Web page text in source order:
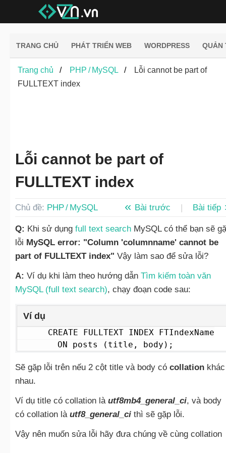
TRANG CHỦ PHÁT TRIỂN WEB WORDPRESS QUẢN
Trang chủ PHP / MySQL
Lỗi cannot be part of
FULLTEXT index
Lỗi cannot be part of
FULLTEXT index
Chủ đề: PHP / MySQL Bài trước | Bài tiếp
Q: Khi sử dụng full text search MySQL có thể bạn sẽ
lỗi MySQL error: "Column 'columnname' cannot be
part of FULLTEXT index" Vậy làm sao để sửa lỗi?
A: Ví dụ khi làm theo hướng dẫn Tìm kiếm toàn văn
MySQL (full text search), chạy đoạn code sau:
Ví dụ
CREATE FULLTEXT INDEX FTIndexName
        ON posts (title, body);
Sẽ gặp lỗi trên nếu 2 cột title và body có collation khác
nhau.
Ví dụ title có collation là utf8mb4_general_ci, và body
có collation là utf8_general_ci thì sẽ gặp lỗi.
Vậy nên muốn sửa lỗi hãy đưa chúng về cùng collation